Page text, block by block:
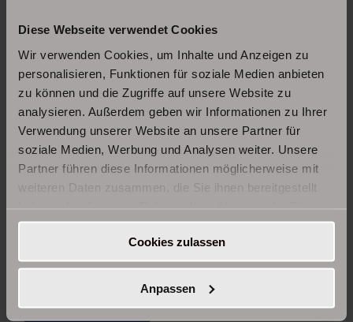
Diese Webseite verwendet Cookies
Wir verwenden Cookies, um Inhalte und Anzeigen zu
personalisieren, Funktionen für soziale Medien anbieten
zu können und die Zugriffe auf unsere Website zu
analysieren. Außerdem geben wir Informationen zu Ihrer
Verwendung unserer Website an unsere Partner für
soziale Medien, Werbung und Analysen weiter. Unsere
Partner führen diese Informationen möglicherweise mit
weiteren Daten zusammen, die Sie ihnen bereitgestellt
haben oder die sie im Rahmen Ihrer Nutzung der Dienste
gesammelt haben.
Cookies zulassen
Anpassen
Sie haben Fragen?
Kontakt
Unser Team ist stets für Sie erreichbar. Via E-Mail
oder Telefon. Richten Sie sich mit Fragen oder
Terminwünschen jederzeit gern an uns. Frau Burger
hilft Ihnen gerne weiter.
Anfrage senden